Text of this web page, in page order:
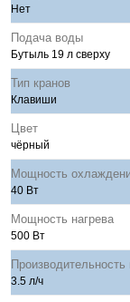
Нет
Подача воды
Бутыль 19 л сверху
Тип кранов
Клавиши
Цвет
чёрный
Мощность
40 Вт
Мощность нагрева
500 Вт
3.5 л/ч